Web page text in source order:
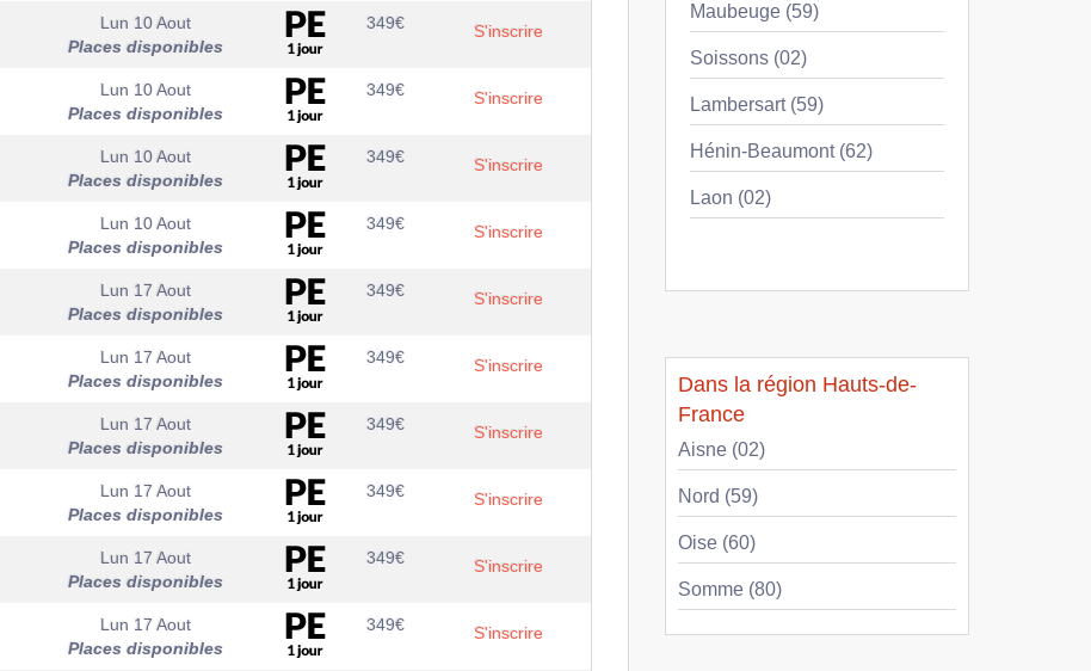
Lun 10 Aout
Places disponibles
349€ S'inscrire
Lun 10 Aout
Places disponibles
349€ S'inscrire
Lun 10 Aout
Places disponibles
349€ S'inscrire
Lun 10 Aout
Places disponibles
349€ S'inscrire
Lun 17 Aout
Places disponibles
349€ S'inscrire
Lun 17 Aout
Places disponibles
349€ S'inscrire
Lun 17 Aout
Places disponibles
349€ S'inscrire
Lun 17 Aout
Places disponibles
349€ S'inscrire
Lun 17 Aout
Places disponibles
349€ S'inscrire
Lun 17 Aout
Places disponibles
349€ S'inscrire
Maubeuge (59)
Soissons (02)
Lambersart (59)
Hénin-Beaumont (62)
Laon (02)
Dans la région Hauts-de-
France
Aisne (02)
Nord (59)
Oise (60)
Somme (80)